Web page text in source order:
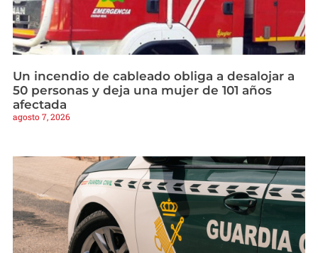
Un incendio de cableado obliga a desalojar a
50 personas y deja una mujer de 101 años
afectada
agosto 7, 2026